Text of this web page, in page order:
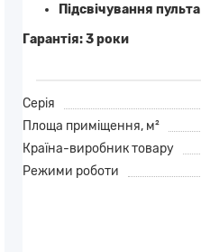
Підсвічування пульта
Гарантія:3 роки
Серія
Площа приміщення, м²
Країна-виробник товару
Режими роботи